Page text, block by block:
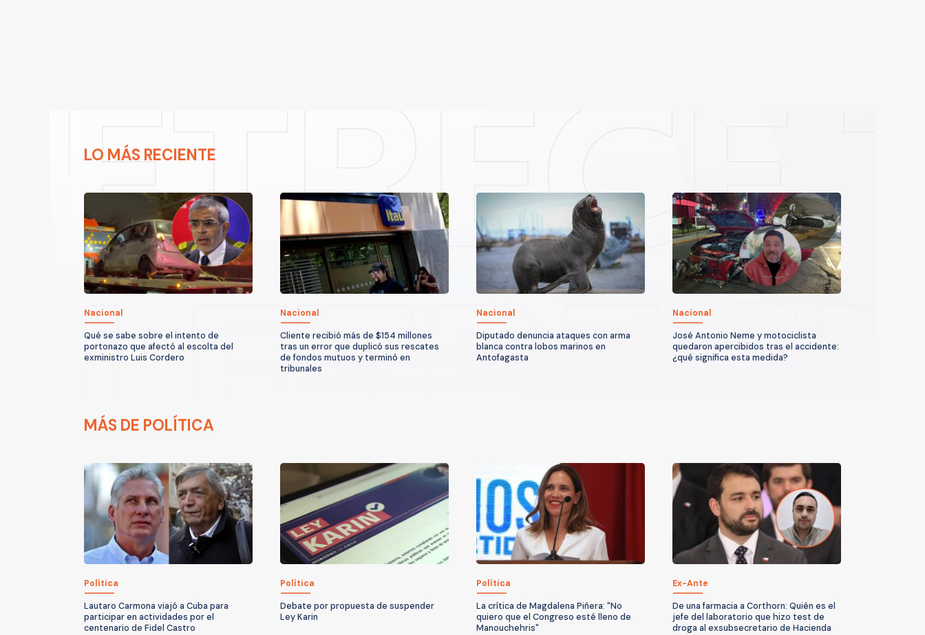
LO MÁS RECIENTE
Nacional
Qué se sabe sobre el intento de
portonazo que afectó al escolta del
exministro Luis Cordero
Nacional
Cliente recibió más de $154 millones
tras un error que duplicó sus rescates
de fondos mutuos y terminó en
tribunales
Nacional
Diputado denuncia ataques con arma
blanca contra lobos marinos en
Antofagasta
Nacional
José Antonio Neme y motociclista
quedaron apercibidos tras el accidente:
¿qué significa esta medida?
MÁS DE POLÍTICA
Política
Lautaro Carmona viajó a Cuba para
participar en actividades por el
centenario de Fidel Castro
Política
Debate por propuesta de suspender
Ley Karin
Política
La crítica de Magdalena Piñera: "No
quiero que el Congreso esté lleno de
Manouchehris"
Ex-Ante
De una farmacia a Corthorn: Quién es el
jefe del laboratorio que hizo test de
droga al exsubsecretario de Hacienda